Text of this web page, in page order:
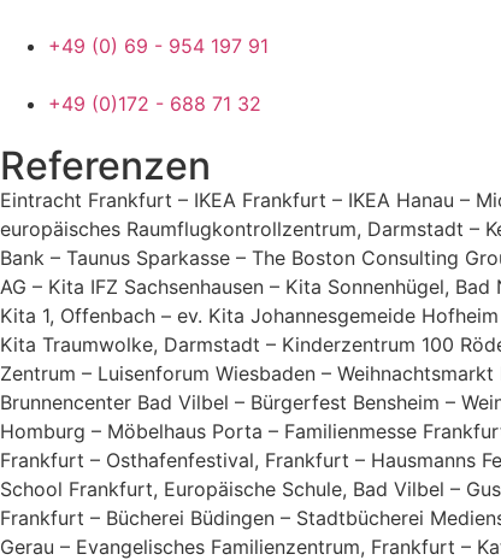
+49 (0) 69 - 954 197 91
+49 (0)172 - 688 71 32
Referenzen
Eintracht Frankfurt – IKEA Frankfurt – IKEA Hanau –
europäisches Raumflugkontrollzentrum, Darmstadt –
Bank – Taunus Sparkasse – The Boston Consulting
AG – Kita IFZ Sachsenhausen – Kita Sonnenhügel,
Kita 1, Offenbach – ev. Kita Johannesgemeide
Kita Traumwolke, Darmstadt – Kinderzentrum 100
Zentrum – Luisenforum Wiesbaden –
Brunnencenter Bad Vilbel – Bürgerfest Bensheim –
Homburg – Möbelhaus Porta – Familienmesse
Frankfurt – Osthafenfestival, Frankfurt – Hausmanns
School Frankfurt, Europäische Schule, Bad Vilbel –
Frankfurt – Bücherei Büdingen – Stadtbücherei
Gerau – Evangelisches Familienzentrum, Frankfurt –